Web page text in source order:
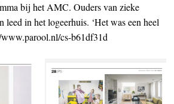
bij het AMC. Ouders van zieke
leed in het logeerhuis. ‘Het was een heel
www.parool.nl/cs-b61df31d